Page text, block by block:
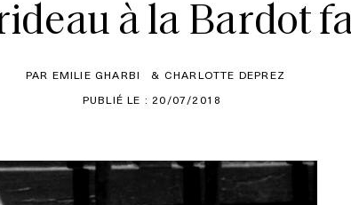
à la Bardot
PAR EMILIE GHARBI
& CHARLOTTE DEPREZ
PUBLIÉ LE : 20/07/2018